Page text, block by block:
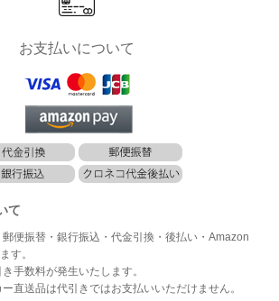
お支払いについて
て
郵便振替・銀行振込・代金引換・後払い・Amazon
す。
手数料が発生いたします。
直送品は代引きではお支払いいただけません。